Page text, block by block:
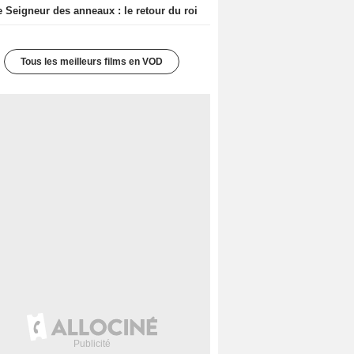
Seigneur des anneaux : le retour du roi
Tous les meilleurs films en VOD